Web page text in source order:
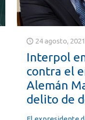
24 agosto, 2021
Interpol
contra el
Alemán
delito de